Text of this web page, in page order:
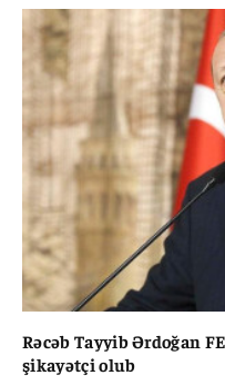
Rəcəb Tayyib Ərdoğan
şikayətçi olub